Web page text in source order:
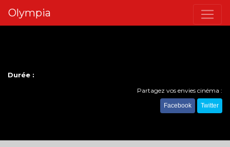
Olympia
Durée :
Partagez vos envies cinéma :
Facebook Twitter